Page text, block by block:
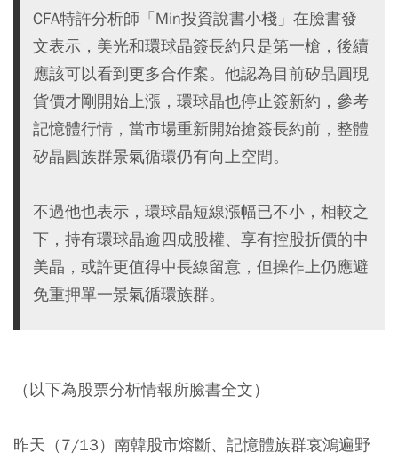
CFA特許分析師「Min投資說書小棧」在臉書發
文表示，美光和環球晶簽長約只是第一槍，後續
應該可以看到更多合作案。他認為目前矽晶圓現
貨價才剛開始上漲，環球晶也停止簽新約，參考
記憶體行情，當市場重新開始搶簽長約前，整體
矽晶圓族群景氣循環仍有向上空間。
不過他也表示，環球晶短線漲幅已不小，相較之
下，持有環球晶逾四成股權、享有控股折價的中
美晶，或許更值得中長線留意，但操作上仍應避
免重押單一景氣循環族群。
（以下為股票分析情報所臉書全文）
昨天（7/13）南韓股市熔斷、記憶體族群哀鴻遍野